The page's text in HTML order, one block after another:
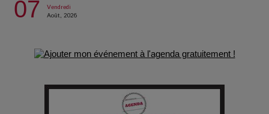
de survie
07
Vendredi
Août, 2026